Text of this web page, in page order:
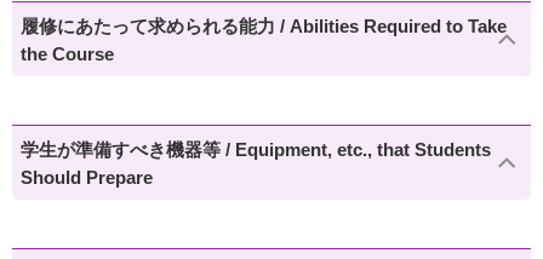
履修にあたって求められる能力 / Abilities Required to Take
the Course
学生が準備すべき機器等 / Equipment, etc., that Students
Should Prepare